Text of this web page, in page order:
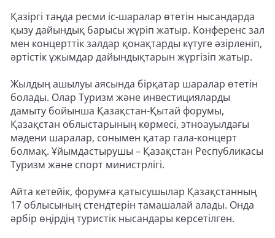
Қазіргі таңда ресми іс-шаралар өтетін нысандарда
қызу дайындық барысы жүріп жатыр. Конференс зал
мен концерттік залдар қонақтарды күтуге әзірленіп,
әртістік ұжымдар дайындықтарын жүргізіп жатыр.
Жылдың ашылуы аясында бірқатар шаралар өтетін
болады. Олар Туризм және инвестицияларды
дамыту бойынша Қазақстан-Қытай форумы,
Қазақстан облыстарының көрмесі, этноауылдағы
мәдени шаралар, сонымен қатар гала-концерт
болмақ. Ұйымдастырушы – Қазақстан Республикасы
Туризм және спорт министрлігі.
Айта кетейік, форумға қатысушылар Қазақстанның
17 облысының стендтерін тамашалай алады. Онда
әрбір өңірдің туристік нысандары көрсетілген.